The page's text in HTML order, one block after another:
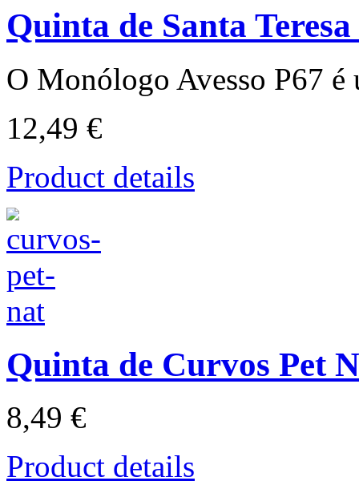
Quinta de Santa
O Monólogo Avesso P67 é
12,49 €
Product details
Quinta de Curvos Pet
8,49 €
Product details